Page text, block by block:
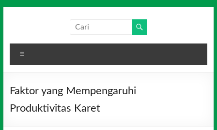
Media
Indonesia
Faktor yang Mempengaruhi
Produktivitas Karet